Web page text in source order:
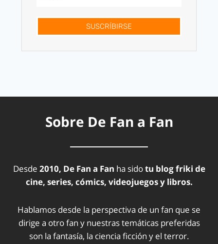
SUSCRÍBIRSE
Sobre De Fan a Fan
Desde 2010, De Fan a Fan ha sidotu blog friki de
cine, series, cómics, videojuegos y libros.
Hablamos desde la perspectiva de un fan que se
dirige a otro fan y nuestras temáticas preferidas
son la fantasía, la ciencia ficción y el terror.